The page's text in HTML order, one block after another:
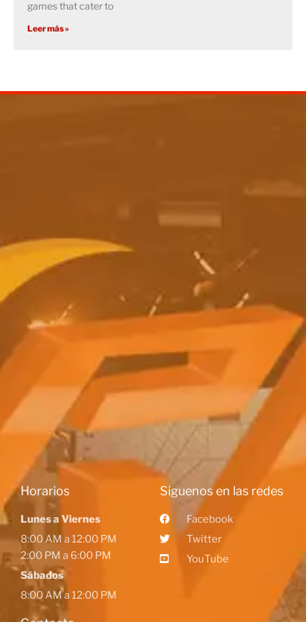
games that cater to
Leer más »
Horarios
Lunes a Viernes
8:00 AM a 12:00 PM
2:00 PM a 6:00 PM
Sábados
8:00 AM a 12:00 PM
Siguenos en las redes
Facebook
Twitter
YouTube